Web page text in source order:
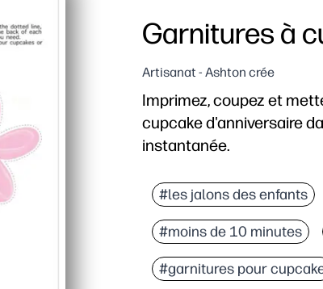
Garnitures à
Artisanat - Ashton crée
Imprimez, coupez et
cupcake d'anniversaire
instantanée.
Rapide et sans tracas
Les fleurs
Utilisation polyvalente
Imprimez exactement
#les jalons des enfants
#moins de 10 minutes
#garnitures pour